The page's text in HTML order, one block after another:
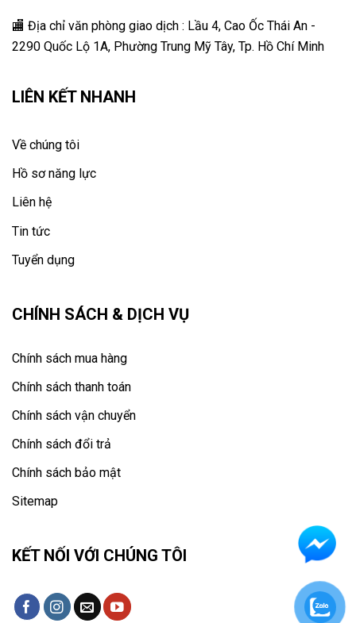
🏬 Địa chỉ văn phòng giao dịch : Lầu 4, Cao Ốc Thái An -
2290 Quốc Lộ 1A, Phường Trung Mỹ Tây, Tp. Hồ Chí Minh
LIÊN KẾT NHANH
Về chúng tôi
Hồ sơ năng lực
Liên hệ
Tin tức
Tuyển dụng
CHÍNH SÁCH & DỊCH VỤ
Chính sách mua hàng
Chính sách thanh toán
Chính sách vận chuyển
Chính sách đổi trả
Chính sách bảo mật
Sitemap
KẾT NỐI VỚI CHÚNG TÔI